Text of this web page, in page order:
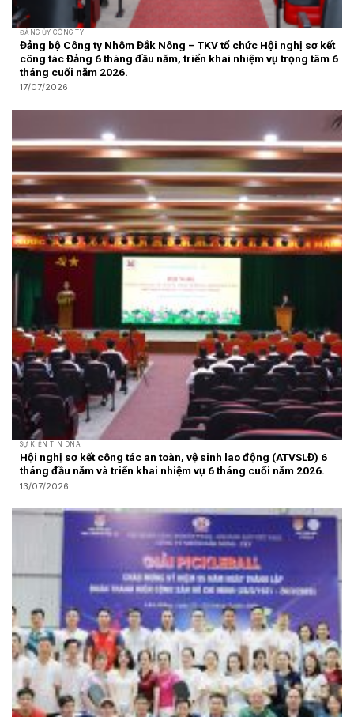
ĐẢNG ỦY CÔNG TY
Đảng bộ Công ty Nhôm Đắk Nông – TKV tổ chức Hội nghị sơ kết
công tác Đảng 6 tháng đầu năm, triển khai nhiệm vụ trọng tâm 6
tháng cuối năm 2026.
17/07/2026
SỰ KIỆN TIN DNA
Hội nghị sơ kết công tác an toàn, vệ sinh lao động (ATVSLĐ) 6
tháng đầu năm và triển khai nhiệm vụ 6 tháng cuối năm 2026.
13/07/2026